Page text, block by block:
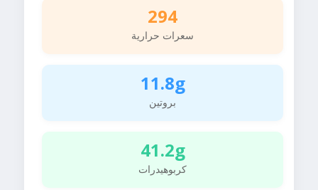
294
سعرات حرارية
11.8g
بروتين
41.2g
كربوهيدرات